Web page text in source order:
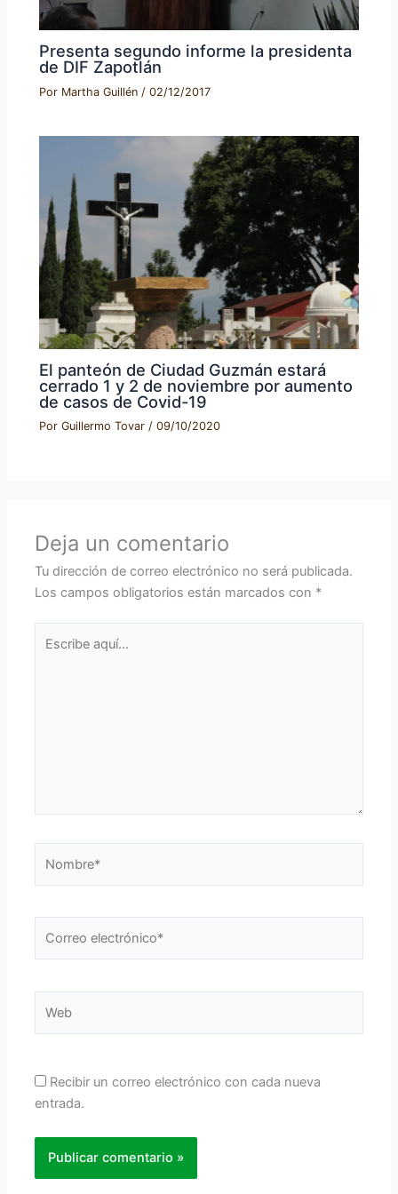
Presenta segundo informe la presidenta
de DIF Zapotlán
Por Martha Guillén /02/12/2017
El panteón de Ciudad Guzmán estará
cerrado 1 y 2 de noviembre por aumento
de casos de Covid-19
PorGuillermo Tovar/09/10/2020
Deja un comentario
Tu dirección de correo electrónico no será publicada.
Los campos obligatorios están marcados con *
Recibir un correo electrónico con cada nueva
entrada.